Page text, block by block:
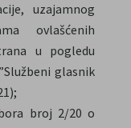
uzajamnog
ovlašćenih
u pogledu
glasnik
broj 2/20 o